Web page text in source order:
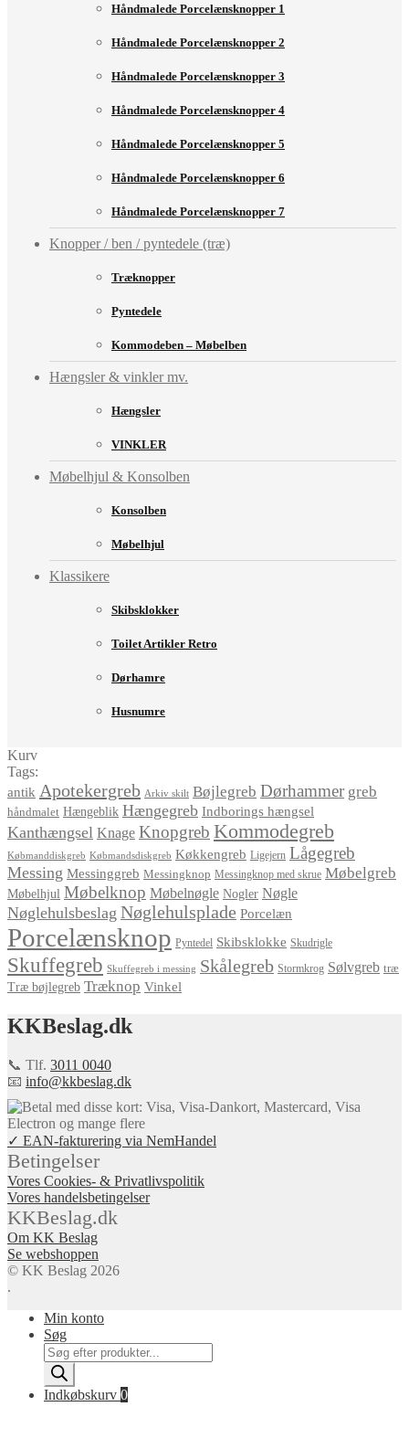
Håndmalede Porcelænsknopper 1
Håndmalede Porcelænsknopper 2
Håndmalede Porcelænsknopper 3
Håndmalede Porcelænsknopper 4
Håndmalede Porcelænsknopper 5
Håndmalede Porcelænsknopper 6
Håndmalede Porcelænsknopper 7
Knopper / ben / pyntedele (træ)
Træknopper
Pyntedele
Kommodeben – Møbelben
Hængsler & vinkler mv.
Hængsler
VINKLER
Møbelhjul & Konsolben
Konsolben
Møbelhjul
Klassikere
Skibsklokker
Toilet Artikler Retro
Dørhamre
Husnumre
Kurv
Tags:
antik Apotekergreb Arkiv skilt Bøjlegreb Dørhammer greb
håndmalet Hængeblik Hængegreb Indborings hængsel
Kanthængsel Knage Knopgreb Kommodegreb
Købmanddiskgreb Købmandsdiskgreb Køkkengreb Ligejern Lågegreb
Messing Messinggreb Messingknop Messingknop med skrue Møbelgreb
Møbelhjul Møbelknop Møbelnøgle Nogler Nøgle
Nøglehulsbeslag Nøglehulsplade Porcelæn
Porcelænsknop Pyntedel Skibsklokke Skudrigle
Skuffegreb Skuffegreb i messing Skålegreb Stormkrog Sølvgreb træ
Træ bøjlegreb Træknop Vinkel
KKBeslag.dk
📞 Tlf. 3011 0040
📧 info@kkbeslag.dk
✓ EAN-fakturering via NemHandel
Betingelser
Vores Cookies- & Privatlivspolitik
Vores handelsbetingelser
KKBeslag.dk
Om KK Beslag
Se webshoppen
© KK Beslag 2026
.
Min konto
Søg
Products
search
Indkøbskurv 0